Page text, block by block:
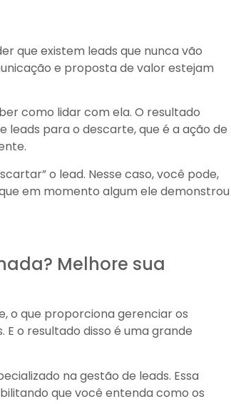
que existem leads que nunca vão
e proposta de valor estejam
como lidar com ela. O resultado
para o descarte, que é a ação de
o lead. Nesse caso, você pode,
em momento algum ele demonstrou
Melhore sua
o que proporciona gerenciar os
o resultado disso é uma grande
na gestão de leads. Essa
que você entenda como os